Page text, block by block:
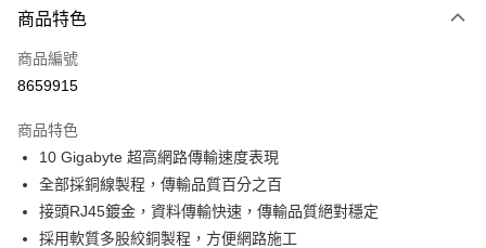
信用卡一次付款
超商取貨付款
Apple Pay
街口支付
悠遊付
商品特色
商品編號
8659915
商品特色
10 Gigabyte 超高網路傳輸速度表現
全部採銅線製程，傳輸品質百分之百
接頭RJ45鍍金，資料傳輸快速，傳輸品質絕對穩定
採用軟質多股絞銅製程，方便網路施工